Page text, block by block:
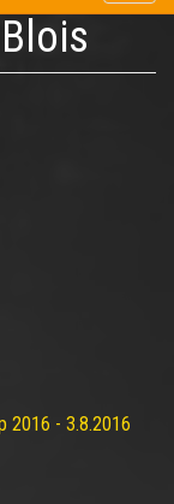
2016 - 3.8.2016